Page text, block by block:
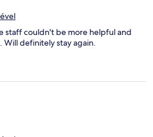
staff couldn't be more helpful and
Will definitely stay again.